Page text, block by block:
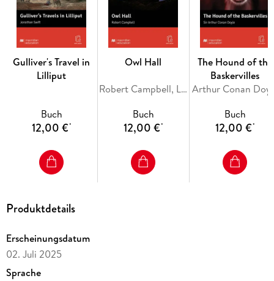
Gulliver's Travel in
Lilliput
Buch
12,00 €*
Owl Hall
Robert Campbell, Lindsay Clandfield
Buch
12,00 €*
The Hound of the
Baskervilles
Arthur Conan
Buch
12,00 €*
Produktdetails
Erscheinungsdatum
02. Juli 2025
Sprache